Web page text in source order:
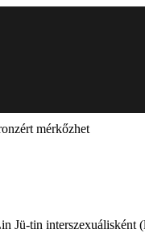
mérkőzhet
tin interszexuálisként